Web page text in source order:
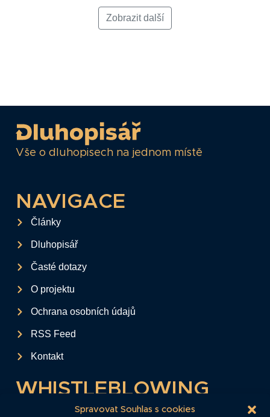
Spravovat Souhlas s cookies
Zobrazit další
Vše o dluhopisech na jednom místě
NAVIGACE
Články
Dluhopisář
Časté dotazy
O projektu
Ochrana osobních údajů
RSS Feed
Kontakt
WHISTLEBLOWING
Tento formulář slouží k anonymnímu zaslání